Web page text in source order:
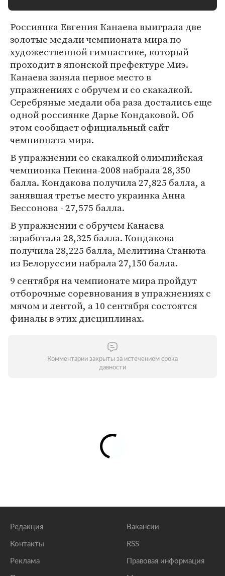
Россиянка Евгения Канаева выиграла две
золотые медали чемпионата мира по
художественной гимнастике, который
проходит в японской префектуре Миэ.
Канаева заняла первое место в
упражнениях с обручем и со скакалкой.
Серебряные медали оба раза достались еще
одной россиянке Дарье Кондаковой. Об
этом сообщает официальный сайт
чемпионата мира.
В упражнении со скакалкой олимпийская
чемпионка Пекина-2008 набрала 28,350
балла. Кондакова получила 27,825 балла, а
занявшая третье место украинка Анна
Бессонова - 27,575 балла.
В упражнении с обручем Канаева
заработала 28,325 балла. Кондакова
получила 28,225 балла, Мелитина Станюта
из Белоруссии набрала 27,150 балла.
9 сентября на чемпионате мира пройдут
отборочные соревнования в упражнениях с
мячом и лентой, а 10 сентября состоятся
финалы в этих дисциплинах.
Комментарии закрыты за истечением срока
давности
Редакция
Контакты
Реклама
Вакансии
RSS
Правовая информация